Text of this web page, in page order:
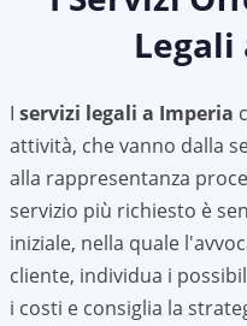
Legali
I servizi legali a Imperia
attività, che vanno dalla
alla rappresentanza
servizio più richiesto è
iniziale, nella quale
cliente, individua i
i costi e consiglia la